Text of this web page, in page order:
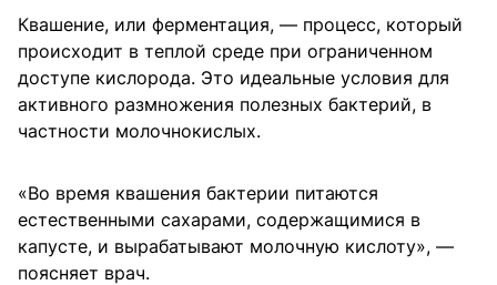
Квашение, или ферментация, — процесс, который
происходит в теплой среде при ограниченном
доступе кислорода. Это идеальные условия для
активного размножения полезных бактерий, в
частности молочнокислых.
«Во время квашения бактерии питаются
естественными сахарами, содержащимися в
капусте, и вырабатывают молочную кислоту», —
поясняет врач.